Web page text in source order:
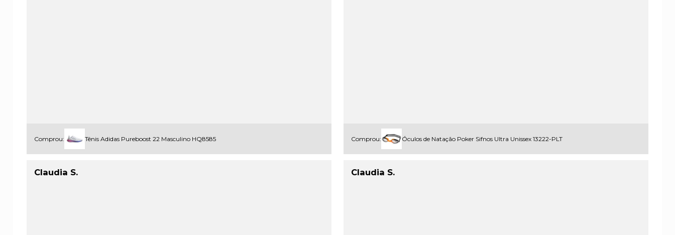
Comprou: Tênis Adidas Pureboost 22 Masculino HQ8585 Comprou: Óculos de Natação Poker Sifnos Ultra Unissex 13222-PLT
Claudia S. Claudia S.